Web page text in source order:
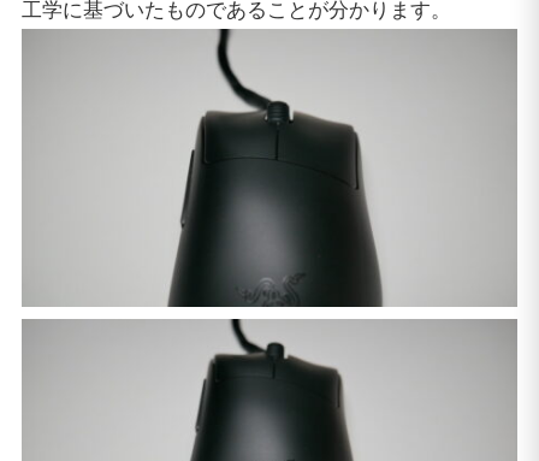
工学に基づいたものであることが分かります。